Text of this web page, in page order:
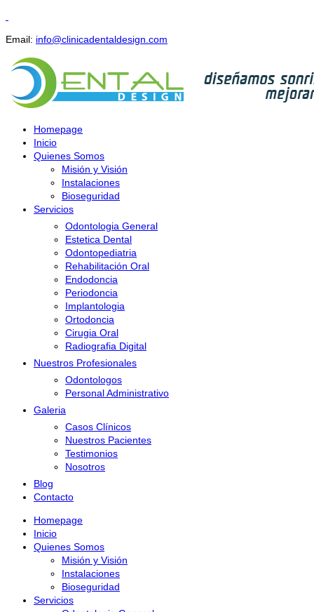
Email: info@clinicadentaldesign.com
Homepage
Inicio
Quienes Somos
Misión y Visión
Instalaciones
Bioseguridad
Servicios
Odontologia General
Estetica Dental
Odontopediatria
Rehabilitación Oral
Endodoncia
Periodoncia
Implantologia
Ortodoncia
Cirugia Oral
Radiografia Digital
Nuestros Profesionales
Odontologos
Personal Administrativo
Galeria
Casos Clínicos
Nuestros Pacientes
Testimonios
Nosotros
Blog
Contacto
Homepage
Inicio
Quienes Somos
Misión y Visión
Instalaciones
Bioseguridad
Servicios